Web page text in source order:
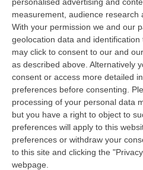
measurement, audience research
With your permission we and our
geolocation data and
may click to consent to our and
as described above. Alternatively
consent or access more detailed
preferences before consenting.
processing of your personal data
but you have a right to object to
preferences will apply to this
preferences or withdraw your
to this site and clicking the
webpage.
L’affare dei boschi
entrare anche noi
Il pentito Adolfo
riunioni per discutere
«Toccavano la parte di
Giovanni in Fiore»
Pubblicato il: 22/07/24 – 11:14